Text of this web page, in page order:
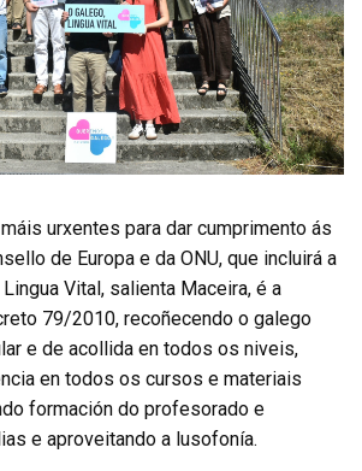
urxentes para dar cumprimento ás
de Europa e da ONU, que incluirá a
Vital, salienta Maceira, é a
79/2010, recoñecendo o galego
e de acollida en todos os niveis,
en todos os cursos e materiais
formación do profesorado e
e aproveitando a lusofonía.